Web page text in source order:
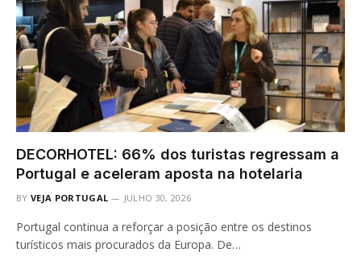
DECORHOTEL: 66% dos turistas regressam a
Portugal e aceleram aposta na hotelaria
BY VEJA PORTUGAL JULHO 30, 2026
Portugal continua a reforçar a posição entre os destinos
turísticos mais procurados da Europa. De…